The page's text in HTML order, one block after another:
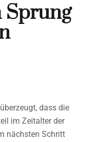
Sprung
dass die
im Zeitalter der
nächsten Schritt